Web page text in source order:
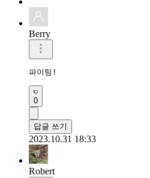
Berry
파이팅!
0
답글 쓰기
2023.10.31 18:33
Robert